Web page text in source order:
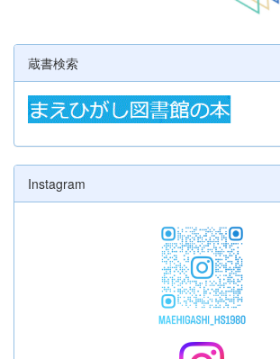
蔵書検索
Instagram